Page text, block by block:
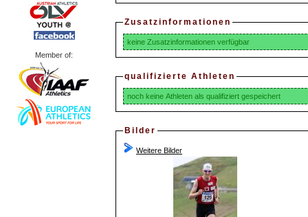
Member of:
Zusatzinformationen
keine Zusatzinformationen verfügbar
qualifizierte Athleten
noch keine Athleten als qualifiziert gespeichert
Bilder
Weitere Bilder